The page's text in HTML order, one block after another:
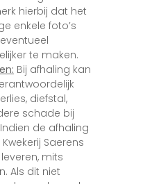
hierbij dat het
enkele foto’s
te maken.
Bij afhaling kan
diefstal,
schade bij
de afhaling
Saerens
mits
Als dit niet